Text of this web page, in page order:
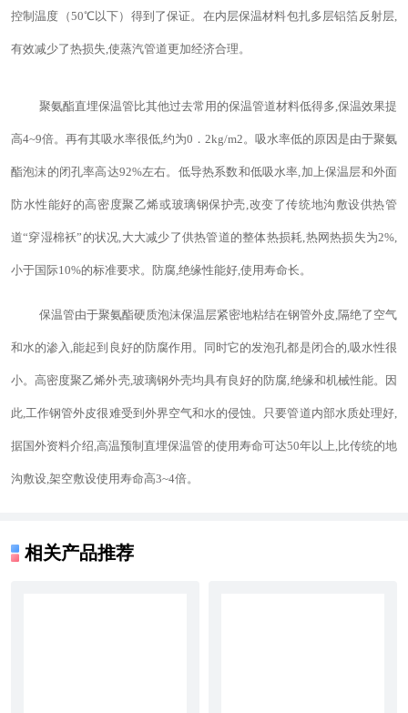
控制温度（50℃以下）得到了保证。 在内层保温材料包扎多层铝箔反射层,
有效减少了热损失,使蒸汽管道更加经济合理。
聚氨酯直埋保温管比其他过去常用的保温管道材料低得多,保温效果提
高4~9倍。再有其吸水率很低,约为0 ． 2kg/m2 。吸水率低的原因是由于聚氨
酯泡沫的闭孔率高达92%左右。低导热系数和低吸水率,加上保温层和外面
防水性能好的高密度聚乙烯或玻璃钢保护壳,改变了传统地沟敷设供热管
道“穿湿棉袄” 的状况,大大减少了供热管道的整体热损耗,热网热损失为2%
小于国际10%的标准要求。防腐,绝缘性能好,使用寿命长。
保温管由于聚氨酯硬质泡沫保温层紧密地粘结在钢管外皮,隔绝了空气
和水的渗入,能起到良好的防腐作用。同时它的发泡孔都是闭合的,吸水性很
小。高密度聚乙烯外壳,玻璃钢外壳均具有良好的防腐,绝缘和机械性能。因
此,工作钢管外皮很难受到外界空气和水的侵蚀。只要管道内部水质处理好,
据国外资料介绍,高温预制直埋保温管的使用寿命可达50年以上,比传统的地
沟敷设,架空敷设使用寿命高3~4倍。
相关产品推荐